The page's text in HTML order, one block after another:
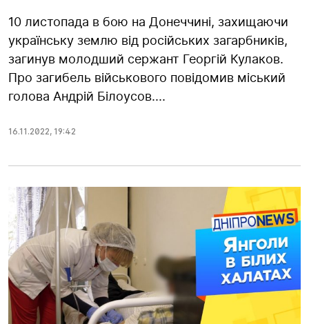
10 листопада в бою на Донеччині, захищаючи
українську землю від російських загарбників,
загинув молодший сержант Георгій Кулаков.
Про загибель військового повідомив міський
голова Андрій Білоусов....
16.11.2022, 19:42